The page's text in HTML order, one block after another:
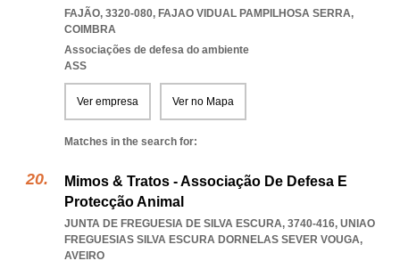
FAJÃO, 3320-080, FAJAO VIDUAL PAMPILHOSA SERRA,
COIMBRA
Associações de defesa do ambiente
ASS
Ver empresa Ver no Mapa
Matches in the search for:
Mimos & Tratos - Associação De Defesa E
Protecção Animal
JUNTA DE FREGUESIA DE SILVA ESCURA, 3740-416, UNIAO
FREGUESIAS SILVA ESCURA DORNELAS SEVER VOUGA,
AVEIRO